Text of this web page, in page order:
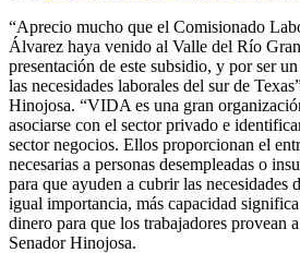
“Aprecio mucho que el Comisionado
Álvarez haya venido al Valle del Río
presentación de este subsidio, y por ser
las necesidades laborales del sur de
Hinojosa. “VIDA es una gran
asociarse con el sector privado e
sector negocios. Ellos proporcionan el
necesarias a personas desempleadas o
para que ayuden a cubrir las necesidades
igual importancia, más capacidad
dinero para que los trabajadores provean
Senador Hinojosa.